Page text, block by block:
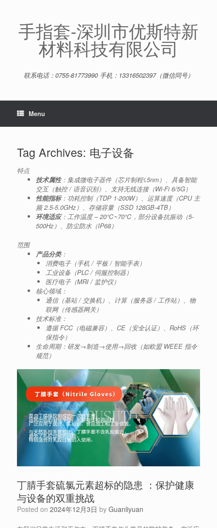
content手指套-深圳市优斯特新
材料科技有限公司
联系电话：0755-81773990 手机：13316502397（微信同号）
Menu
Tag Archives: 电子设备
特点
技术属性：集成微电子器件（芯片制程≤5nm）、具备智能
交互（触控 / 语音识别）、支持无线连接（Wi-Fi 6/5G）
性能指标：功耗控制（TDP 1-200W）、运算速度（CPU 主
频 2.5-5.0GHz）、存储容量（SSD 128GB-4TB）
环境适应：工作温度 – 20℃~70℃，部分设备抗振动（5-
500Hz）、防尘防水（IP68）
范围
产品分类：
消费电子（手机 / 平板 / 智能手表）
工业设备（PLC / 伺服控制器）
医疗电子（MRI / 监护仪）
核心领域：
通信（基站 / 交换机）、计算（服务器 / 工作站）、物
联网（传感器网关）
技术标准：
遵循 FCC（电磁兼容）、CE（安全认证）、RoHS（环
保指令）
生命周期：研发→制造→使用→回收（如欧盟 WEEE 指令
规范）
丁腈手套硫氯元素超标的隐患 ：保护健康
与设备的双重挑战
Posted on 2024年12月3日 by Guanliyuan